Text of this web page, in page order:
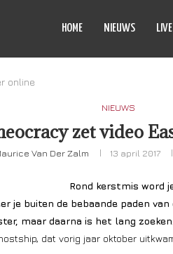
HOME NIEUWS LIVE
online
NIEUWS
zet video
Van Der Zalm 13 april 2017
Rond kerstmis word
je buiten de bebaande paden
maar daarna is het lang zoeken.
dat vorig jaar oktober